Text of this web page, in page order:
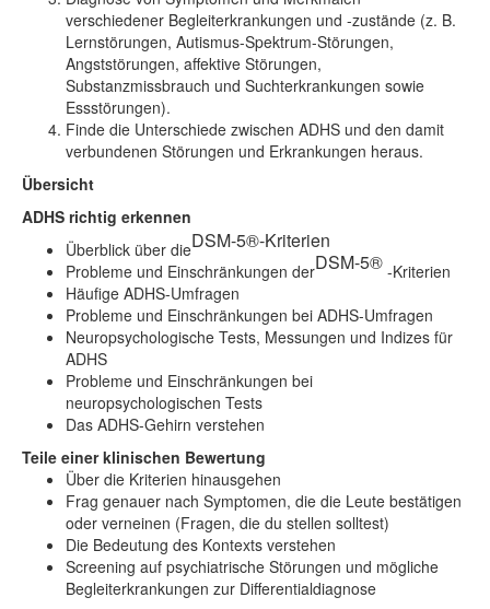
verschiedener Begleiterkrankungen und -zustände (z. B.
Lernstörungen, Autismus-Spektrum-Störungen,
Angststörungen, affektive Störungen,
Substanzmissbrauch und Suchterkrankungen sowie
Essstörungen).
Finde die Unterschiede zwischen ADHS und den damit
verbundenen Störungen und Erkrankungen heraus.
Übersicht
ADHS richtig erkennen
Überblick über dieDSM-5®-Kriterien
Probleme und Einschränkungen derDSM-5® -Kriterien
Häufige ADHS-Umfragen
Probleme und Einschränkungen bei ADHS-Umfragen
Neuropsychologische Tests, Messungen und Indizes für
ADHS
Probleme und Einschränkungen bei
neuropsychologischen Tests
Das ADHS-Gehirn verstehen
Teile einer klinischen Bewertung
Über die Kriterien hinausgehen
Frag genauer nach Symptomen, die die Leute bestätigen
oder verneinen (Fragen, die du stellen solltest)
Die Bedeutung des Kontexts verstehen
Screening auf psychiatrische Störungen und mögliche
Begleiterkrankungen zur Differentialdiagnose